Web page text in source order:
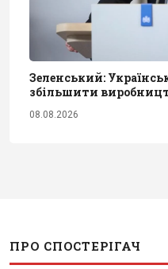
Зеленський:
збільшити
08.08.2026
ПРО СПОСТЕРІГАЧ